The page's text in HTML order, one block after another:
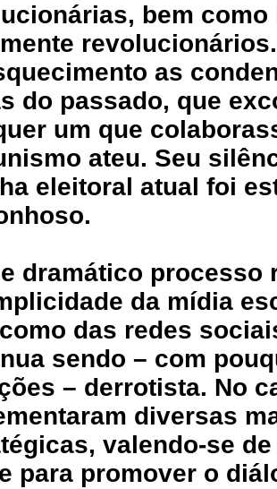
bem
as
do passado, que
um que
ateu. Seu
eleitoral atual foi
dramático processo
da mídia
das redes
sendo – com
– derrotista. No
diversas
valendo-se
para promover o